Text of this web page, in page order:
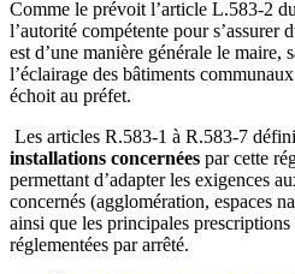
Comme le prévoit l’article L.583-2
l’autorité compétente pour s’assurer
est d’une manière générale le maire,
l’éclairage des bâtiments
échoit au préfet.
Les articles R.583-1 à R.583-7
installations concernées par cette
permettant d’adapter les exigences
concernés (agglomération, espaces
ainsi que les principales
réglementées par arrêté.